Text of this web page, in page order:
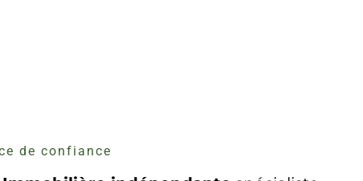
de confiance